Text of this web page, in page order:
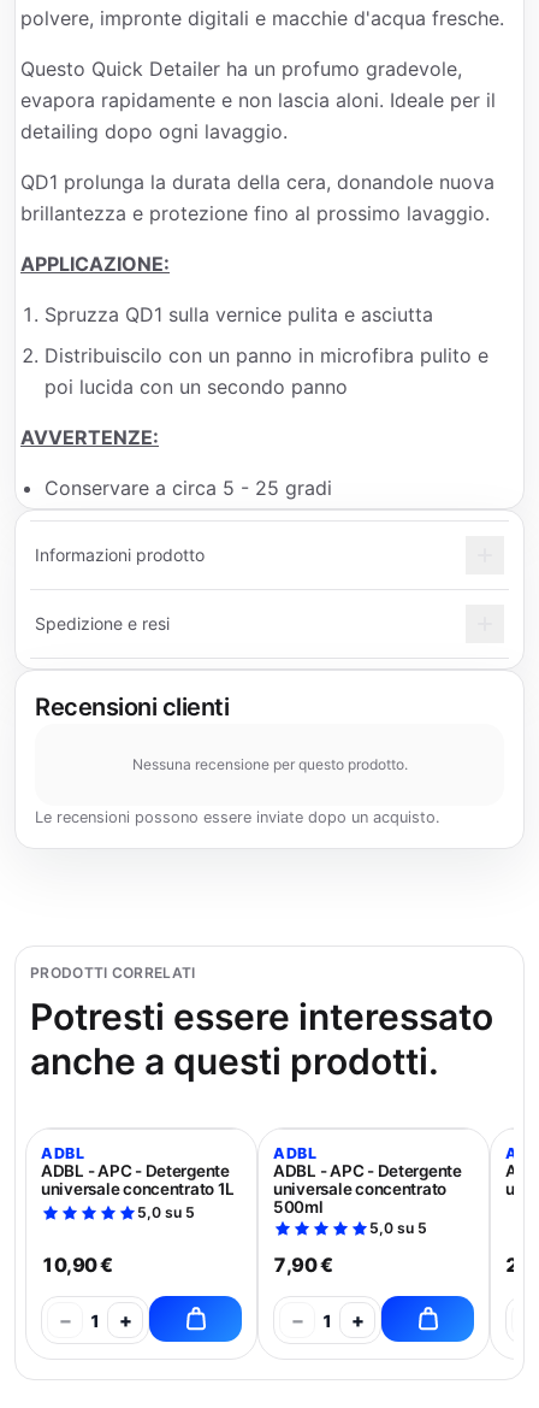
polvere, impronte digitali e macchie d'acqua fresche.
Questo Quick Detailer ha un profumo gradevole,
evapora rapidamente e non lascia aloni. Ideale per il
detailing dopo ogni lavaggio.
QD1 prolunga la durata della cera, donandole nuova
brillantezza e protezione fino al prossimo lavaggio.
APPLICAZIONE:
Spruzza QD1 sulla vernice pulita e asciutta
Distribuiscilo con un panno in microfibra pulito e
poi lucida con un secondo panno
AVVERTENZE:
Conservare a circa 5 - 25 gradi
Informazioni prodotto
Spedizione e resi
Recensioni clienti
Nessuna recensione per questo prodotto.
Le recensioni possono essere inviate dopo un acquisto.
PRODOTTI CORRELATI
Potresti essere interessato
anche a questi prodotti.
ADBL
ADBL - APC - Detergente
universale concentrato 1L
5,0 su 5
10,90 €
− 1 +
ADBL
ADBL - APC - Detergente
universale concentrato
500ml
5,0 su 5
7,90 €
− 1 +